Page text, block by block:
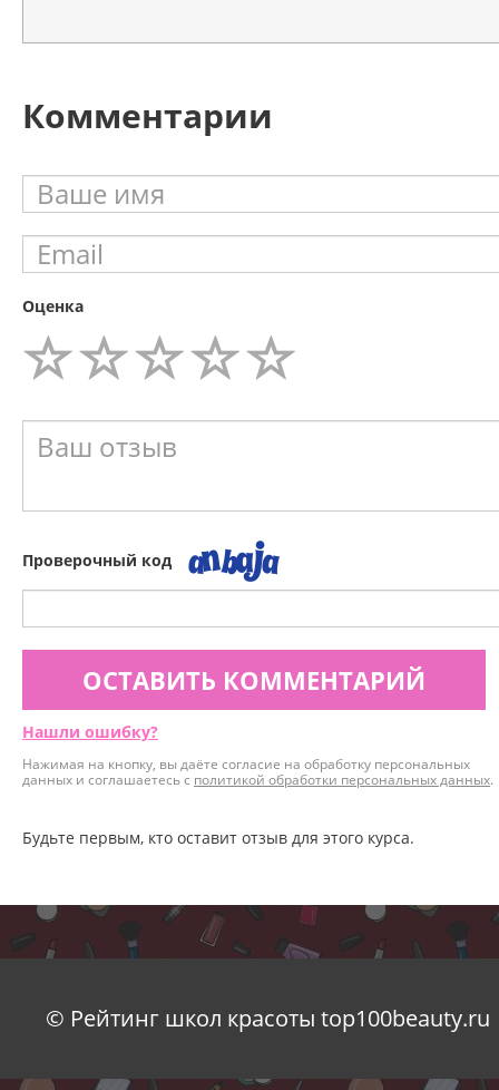
Комментарии
Оценка
Проверочный код
ОСТАВИТЬ КОММЕНТАРИЙ
Нашли ошибку?
Нажимая на кнопку, вы даёте согласие на обработку персональных
данных и соглашаетесь с политикой обработки персональных данных.
Будьте первым, кто оставит отзыв для этого курса.
© Рейтинг школ красоты top100beauty.ru